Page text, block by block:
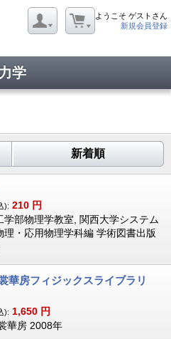
ようこそ ゲストさん
新規会員登録
学
新着順
): 210 円
学部物理学教室, 関西大学システム
理・応用物理学科編 学術図書出版
華房フィジックスライブラリ
): 1,650 円
華房 2008年